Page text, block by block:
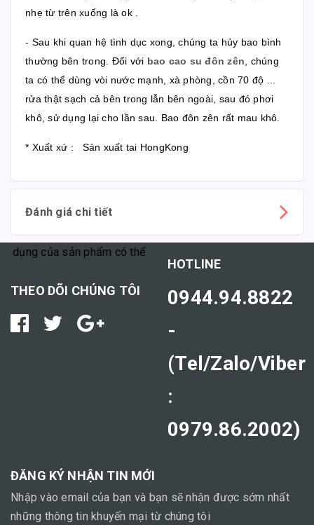
nhẹ từ trên xuống là ok .
- Sau khi quan hệ tình dục xong, chúng ta hủy bao bình
thường bên trong. Đối với bao cao su đôn zên , chúng
ta có thể dùng vòi nước mạnh, xà phòng, cồn 70 độ ...
rửa thật sạch cả bên trong lẫn bên ngoài, sau đó phơi
khô, sử dụng lại cho lần sau. Bao đôn zên rất mau khô.
* Xuất xứ : Sản xuất tai HongKong
Đánh giá chi tiết
của sản phẩm có thể tùy thuộc vào cơ địa mỗi người."
THEO DÕI CHÚNG TÔI
HOTLINE
0944.94.8822
-
(Tel/Zalo/Viber
:
0979.86.2002)
ĐĂNG KÝ NHẬN TIN MỚI
Nhập vào email của bạn và bạn sẽ nhận được sớm nhất
những thông tin khuyến mại từ chúng tôi